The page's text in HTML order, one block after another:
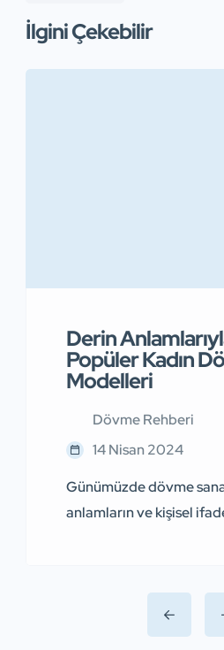
İlgini Çekebilir
Derin
Popüler Kadın
Modelleri
Dövme Rehberi
14 Nisan 2024
Günümüzde dövme
anlamların ve kişisel
anlamlı kadın dövme
inceleyeceğiz. Özellikle
dövme, güçlü duyguları,